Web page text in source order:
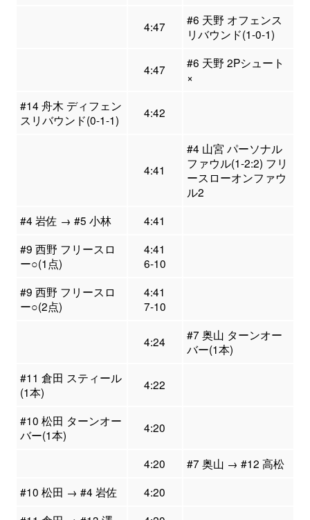
4:47
#6 天野 オフェンス
リバウンド(1-0-1)
4:47
#6 天野 2Pシュート
×
#14 舟木 ディフェン
スリバウンド(0-1-1)
4:42
4:41
#4 山宮 パーソナル
ファウル(1-2:2) フリ
ースローオンファウ
ル2
#4 岩佐 → #5 小林
4:41
#9 西野 フリースロ
ー○(1点)
4:41
6-10
#9 西野 フリースロ
ー○(2点)
4:41
7-10
4:24
#7 奥山 ターンオー
バー(1本)
#11 倉田 スティール
(1本)
4:22
#10 松田 ターンオー
バー(1本)
4:20
4:20
#7 奥山 → #12 高松
#10 松田 → #4 岩佐
4:20